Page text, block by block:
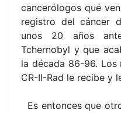
cancerólogos qué
registro del cáncer
unos 20 años
Tchernobyl y que
la década 86-96. Los
CR-II-Rad le recibe y
Es entonces que